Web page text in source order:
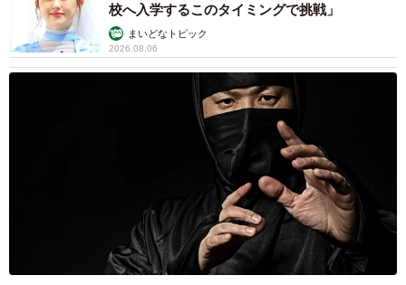
校へ入学するこのタイミングで挑戦」
まいどなトピック
2026.08.06